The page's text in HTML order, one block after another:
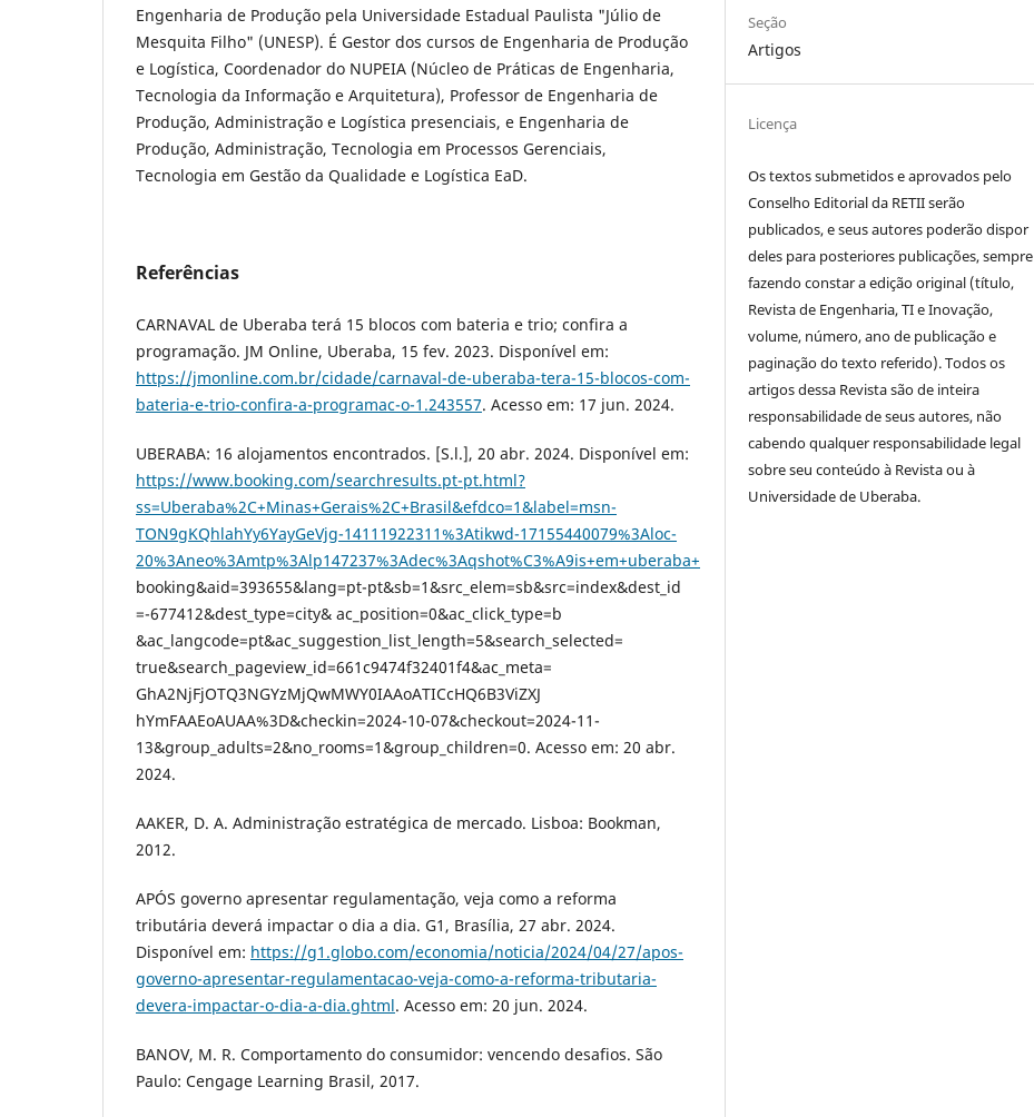
Engenharia de Produção pela Universidade Estadual Paulista "Júlio de
Mesquita Filho" (UNESP). É Gestor dos cursos de Engenharia de Produção
e Logística, Coordenador do NUPEIA (Núcleo de Práticas de Engenharia,
Tecnologia da Informação e Arquitetura), Professor de Engenharia de
Produção, Administração e Logística presenciais, e Engenharia de
Produção, Administração, Tecnologia em Processos Gerenciais,
Tecnologia em Gestão da Qualidade e Logística EaD.
Referências
CARNAVAL de Uberaba terá 15 blocos com bateria e trio; confira a
programação. JM Online, Uberaba, 15 fev. 2023. Disponível em:
https://jmonline.com.br/cidade/carnaval-de-uberaba-tera-15-blocos-com-
bateria-e-trio-confira-a-programac-o-1.243557. Acesso em: 17 jun. 2024.
UBERABA: 16 alojamentos encontrados. [S.l.], 20 abr. 2024. Disponível em:
https://www.booking.com/searchresults.pt-pt.html?
ss=Uberaba%2C+Minas+Gerais%2C+Brasil&efdco=1&label=msn-
TON9gKQhlahYy6YayGeVjg-14111922311%3Atikwd-17155440079%3Aloc-
20%3Aneo%3Amtp%3Alp147237%3Adec%3Aqshot%C3%A9is+em+uberaba+
booking&aid=393655&lang=pt-pt&sb=1&src_elem=sb&src=index&dest_id
=-677412&dest_type=city& ac_position=0&ac_click_type=b
&ac_langcode=pt&ac_suggestion_list_length=5&search_selected=
true&search_pageview_id=661c9474f32401f4&ac_meta=
GhA2NjFjOTQ3NGYzMjQwMWY0IAAoATICcHQ6B3ViZXJ
hYmFAAEoAUAA%3D&checkin=2024-10-07&checkout=2024-11-
13&group_adults=2&no_rooms=1&group_children=0. Acesso em: 20 abr.
2024.
AAKER, D. A. Administração estratégica de mercado. Lisboa: Bookman,
2012.
APÓS governo apresentar regulamentação, veja como a reforma
tributária deverá impactar o dia a dia. G1, Brasília, 27 abr. 2024.
Disponível em: https://g1.globo.com/economia/noticia/2024/04/27/apos-
governo-apresentar-regulamentacao-veja-como-a-reforma-tributaria-
devera-impactar-o-dia-a-dia.ghtml. Acesso em: 20 jun. 2024.
BANOV, M. R. Comportamento do consumidor: vencendo desafios. São
Paulo: Cengage Learning Brasil, 2017.
Seção
Artigos
Licença
Os textos submetidos e aprovados pelo
Conselho Editorial da RETII serão
publicados, e seus autores poderão dispor
deles para posteriores publicações, sempre
fazendo constar a edição original (título,
Revista de Engenharia, TI e Inovação,
volume, número, ano de publicação e
paginação do texto referido). Todos os
artigos dessa Revista são de inteira
responsabilidade de seus autores, não
cabendo qualquer responsabilidade legal
sobre seu conteúdo à Revista ou à
Universidade de Uberaba.